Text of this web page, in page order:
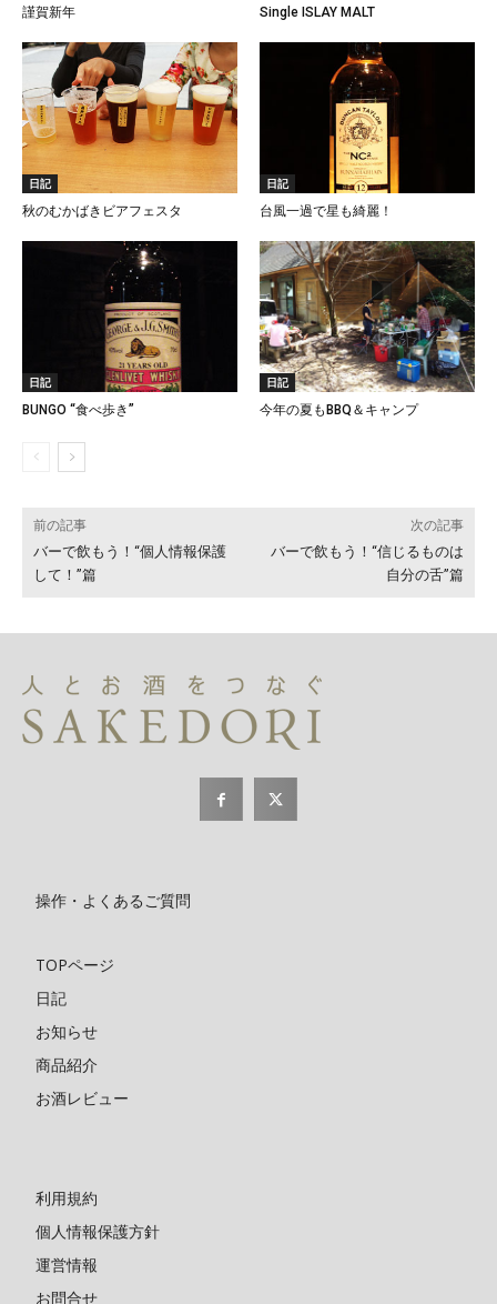
謹賀新年
Single ISLAY MALT
日記
秋のむかばきビアフェスタ
日記
台風一過で星も綺麗！
日記
BUNGO “食べ歩き”
日記
今年の夏もBBQ＆キャンプ
前の記事
バーで飲もう！“個人情報保護
して！”篇
次の記事
バーで飲もう！“信じるものは
自分の舌”篇
操作・よくあるご質問
TOPページ
日記
お知らせ
商品紹介
お酒レビュー
利用規約
個人情報保護方針
運営情報
お問合せ